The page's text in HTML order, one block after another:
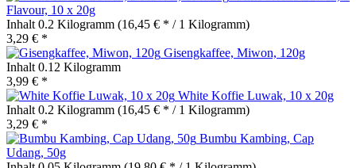
Flavour, 10 x 20g
Inhalt 0.2 Kilogramm (16,45 € * / 1 Kilogramm)
3,29 € *
Gisengkaffee, Miwon, 120g
Inhalt 0.12 Kilogramm
3,99 € *
White Koffie Luwak, 10 x 20g
Inhalt 0.2 Kilogramm (16,45 € * / 1 Kilogramm)
3,29 € *
Bumbu Kambing, Cap
Udang, 50g